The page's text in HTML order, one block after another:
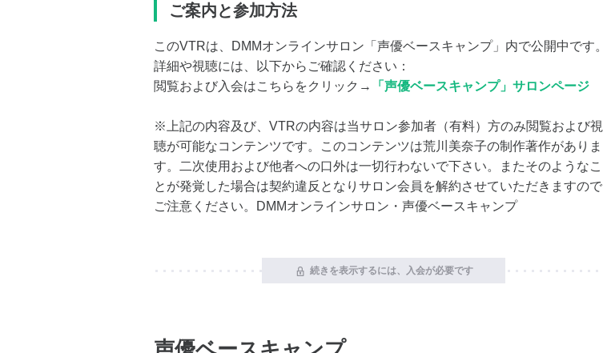
ご案内と参加方法
このVTRは、DMMオンラインサロン「声優ベースキャンプ」内で公開中です。
詳細や視聴には、以下からご確認ください：
閲覧および入会はこちらをクリック→
「声優ベースキャンプ」サロンページ
※上記の内容及び、VTRの内容は当サロン参加者（有料）方のみ閲覧および視
聴が可能なコンテンツです。このコンテンツは荒川美奈子の制作著作がありま
す。二次使用および他者への口外は一切行わないで下さい。またそのようなこ
とが発覚した場合は契約違反となりサロン会員を解約させていただきますので
ご注意ください。DMMオンラインサロン・声優ベースキャンプ
続きを表示するには、入会が必要です